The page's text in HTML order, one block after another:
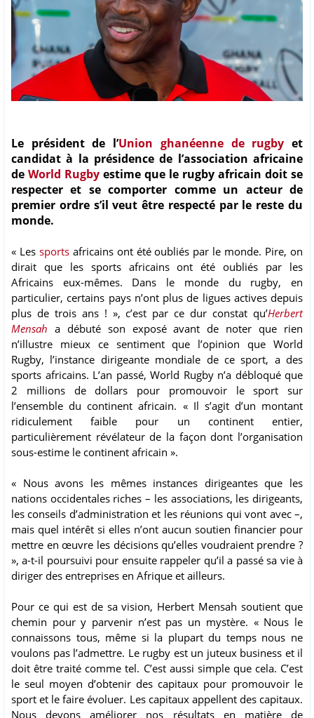
Le président de l’Union ghanéenne de rugby et
candidat à la présidence de l’association africaine
de World Rugby estime que le rugby africain doit se
respecter et se comporter comme un acteur de
premier ordre s’il veut être respecté par le reste du
monde.
« Les sportsafricains ont été oubliés par le monde. Pire, on
dirait que les sports africains ont été oubliés par les
Africains eux-mêmes. Dans le monde du rugby, en
particulier, certains pays n’ont plus de ligues actives depuis
plus de trois ans ! », c’est par ce dur constat qu’Herbert
Mensah a débuté son exposé avant de noter que rien
n’illustre mieux ce sentiment que l’opinion que World
Rugby, l’instance dirigeante mondiale de ce sport, a des
sports africains. L’an passé, World Rugby n’a débloqué que
2 millions de dollars pour promouvoir le sport sur
l’ensemble du continent africain. « Il s’agit d’un montant
ridiculement faible pour un continent entier,
particulièrement révélateur de la façon dont l’organisation
sous-estime le continent africain ».
« Nous avons les mêmes instances dirigeantes que les
nations occidentales riches – les associations, les dirigeants,
les conseils d’administration et les réunions qui vont avec –,
mais quel intérêt si elles n’ont aucun soutien financier pour
mettre en œuvre les décisions qu’elles voudraient prendre ?
», a-t-il poursuivi pour ensuite rappeler qu’il a passé sa vie à
diriger des entreprises en Afrique et ailleurs.
Pour ce qui est de sa vision, Herbert Mensah soutient que
chemin pour y parvenir n’est pas un mystère. « Nous le
connaissons tous, même si la plupart du temps nous ne
voulons pas l’admettre. Le rugby est un juteux business et il
doit être traité comme tel. C’est aussi simple que cela. C’est
le seul moyen d’obtenir des capitaux pour promouvoir le
sport et le faire évoluer. Les capitaux appellent des capitaux.
Nous devons améliorer nos résultats en matière de